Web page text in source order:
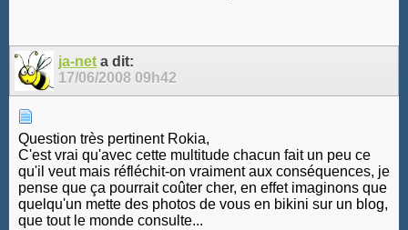
ja-net a dit:
17/06/2008 09h42
Question très pertinent Rokia,
C'est vrai qu'avec cette multitude chacun fait un peu ce
qu'il veut mais réfléchit-on vraiment aux conséquences, je
pense que ça pourrait coûter cher, en effet imaginons que
quelqu'un mette des photos de vous en bikini sur un blog,
que tout le monde consulte...